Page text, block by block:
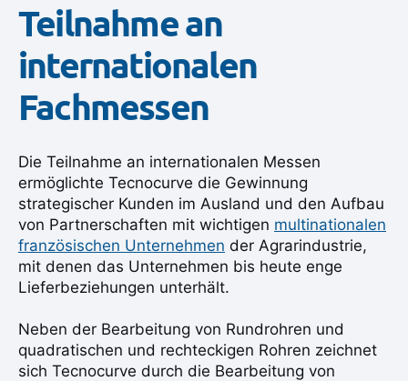
Teilnahme an
internationalen
Fachmessen
Die Teilnahme an internationalen Messen
ermöglichte Tecnocurve die Gewinnung
strategischer Kunden im Ausland und den Aufbau
von Partnerschaften mit wichtigen multinationalen
französischen Unternehmen der Agrarindustrie,
mit denen das Unternehmen bis heute enge
Lieferbeziehungen unterhält.
Neben der Bearbeitung von Rundrohren und
quadratischen und rechteckigen Rohren zeichnet
sich Tecnocurve durch die Bearbeitung von